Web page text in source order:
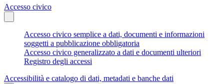
Accesso civico
Accesso civico semplice a dati, documenti e informazioni
soggetti a pubblicazione obbligatoria
Accesso civico generalizzato a dati e documenti ulteriori
Registro degli accessi
Accessibilità e catalogo di dati, metadati e banche dati